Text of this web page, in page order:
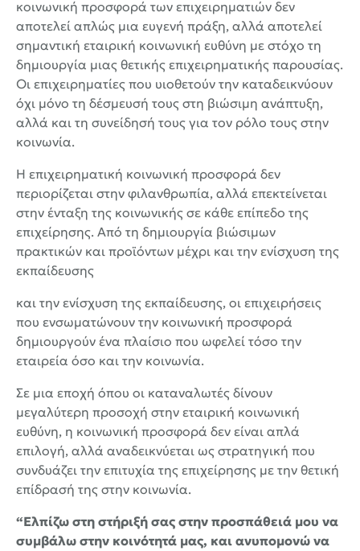
κοινωνική προσφορά των επιχειρηματιών δεν
αποτελεί απλώς μια ευγενή πράξη, αλλά αποτελεί
σημαντική εταιρική κοινωνική ευθύνη με στόχο τη
δημιουργία μιας θετικής επιχειρηματικής παρουσίας.
Οι επιχειρηματίες που υιοθετούν την καταδεικνύουν
όχι μόνο τη δέσμευσή τους στη βιώσιμη ανάπτυξη,
αλλά και τη συνείδησή τους για τον ρόλο τους στην
κοινωνία.
Η επιχειρηματική κοινωνική προσφορά δεν
περιορίζεται στην φιλανθρωπία, αλλά επεκτείνεται
στην ένταξη της κοινωνικής σε κάθε επίπεδο της
επιχείρησης. Από τη δημιουργία βιώσιμων
πρακτικών και προϊόντων μέχρι και την ενίσχυση της
εκπαίδευσης
και την ενίσχυση της εκπαίδευσης, οι επιχειρήσεις
που ενσωματώνουν την κοινωνική προσφορά
δημιουργούν ένα πλαίσιο που ωφελεί τόσο την
εταιρεία όσο και την κοινωνία.
Σε μια εποχή όπου οι καταναλωτές δίνουν
μεγαλύτερη προσοχή στην εταιρική κοινωνική
ευθύνη, η κοινωνική προσφορά δεν είναι απλά
επιλογή, αλλά αναδεικνύεται ως στρατηγική που
συνδυάζει την επιτυχία της επιχείρησης με την θετική
επίδρασή της στην κοινωνία.
“Ελπίζω στη στήριξή σας στην προσπάθειά μου να
συμβάλω στην κοινότητά μας, και ανυπομονώ να